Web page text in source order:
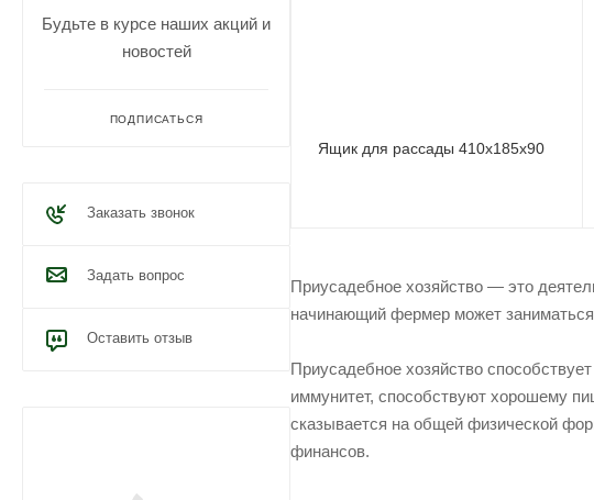
Ящик для рассады 410х185х90
Приусадебное хозяйство — это
начинающий фермер может
Приусадебное хозяйство
иммунитет, способствуют хорошему
сказывается на общей физической
финансов.
Будьте в курсе наших акций и
новостей
ПОДПИСАТЬСЯ
Заказать звонок
Задать вопрос
Оставить отзыв